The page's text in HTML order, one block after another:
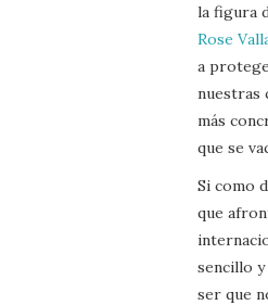
la figura
Rose
a
nuestras
más
que se
Si como
que
sencillo
ser que